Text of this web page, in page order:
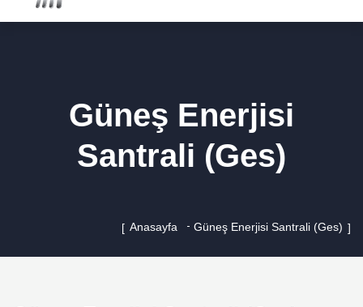
Güneş Enerjisi
Santrali (Ges)
Anasayfa Güneş Enerjisi Santrali (Ges)